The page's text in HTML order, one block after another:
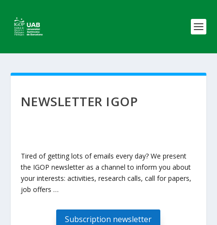
NEWSLETTER IGOP
Tired of getting lots of emails every day? We present
the IGOP newsletter as a channel to inform you about
your interests: activities, research calls, call for papers,
job offers …
Subscription newsletter